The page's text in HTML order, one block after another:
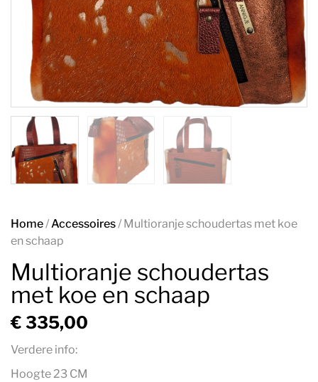
Home / Accessoires / Multioranje schoudertas met koe
en schaap
Multioranje schoudertas
met koe en schaap
€ 335,00
Verdere info:
Hoogte 23 CM